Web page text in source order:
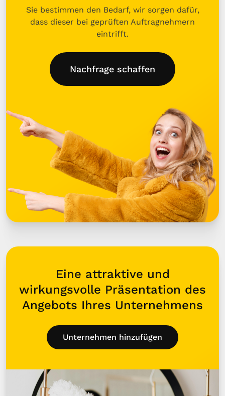
Sie bestimmen den Bedarf, wir sorgen dafür,
dass dieser bei geprüften Auftragnehmern
eintrifft.
Nachfrage schaffen
Eine attraktive und
wirkungsvolle Präsentation des
Angebots Ihres Unternehmens
Unternehmen hinzufügen